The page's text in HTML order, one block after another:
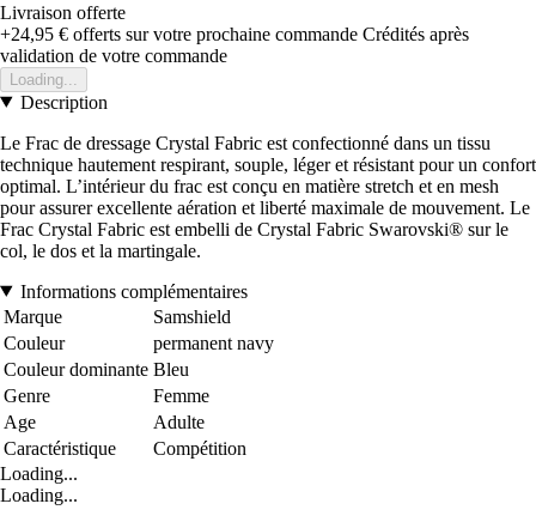
Livraison offerte
+24,95 € offerts sur votre prochaine commande Crédités après
validation de votre commande
Loading...
Description
Le Frac de dressage Crystal Fabric est confectionné dans un tissu
technique hautement respirant, souple, léger et résistant pour un confort
optimal. L’intérieur du frac est conçu en matière stretch et en mesh
pour assurer excellente aération et liberté maximale de mouvement. Le
Frac Crystal Fabric est embelli de Crystal Fabric Swarovski® sur le
col, le dos et la martingale.
Informations complémentaires
Marque
Samshield
Couleur
permanent navy
Couleur dominante Bleu
Genre
Femme
Age
Adulte
Caractéristique
Compétition
Loading...
Loading...